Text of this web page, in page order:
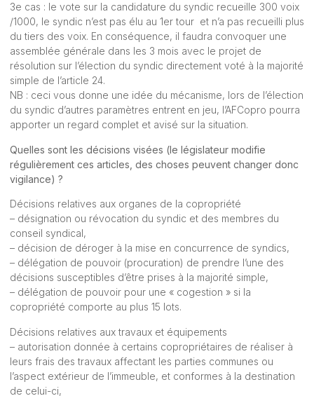
3e cas : le vote sur la candidature du syndic recueille 300 voix
/1000, le syndic n’est pas élu au 1er tour et n’a pas recueilli plus
du tiers des voix. En conséquence, il faudra convoquer une
assemblée générale dans les 3 mois avec le projet de
résolution sur l’élection du syndic directement voté à la majorité
simple de l’article 24.
NB : ceci vous donne une idée du mécanisme, lors de l’élection
du syndic d’autres paramètres entrent en jeu, l’AFCopro pourra
apporter un regard complet et avisé sur la situation.
Quelles sont les décisions visées (le législateur modifie
régulièrement ces articles, des choses peuvent changer donc
vigilance) ?
Décisions relatives aux organes de la copropriété
– désignation ou révocation du syndic et des membres du
conseil syndical,
– décision de déroger à la mise en concurrence de syndics,
– délégation de pouvoir (procuration) de prendre l’une des
décisions susceptibles d’être prises à la majorité simple,
– délégation de pouvoir pour une « cogestion » si la
copropriété comporte au plus 15 lots.
Décisions relatives aux travaux et équipements
– autorisation donnée à certains copropriétaires de réaliser à
leurs frais des travaux affectant les parties communes ou
l’aspect extérieur de l’immeuble, et conformes à la destination
de celui-ci,